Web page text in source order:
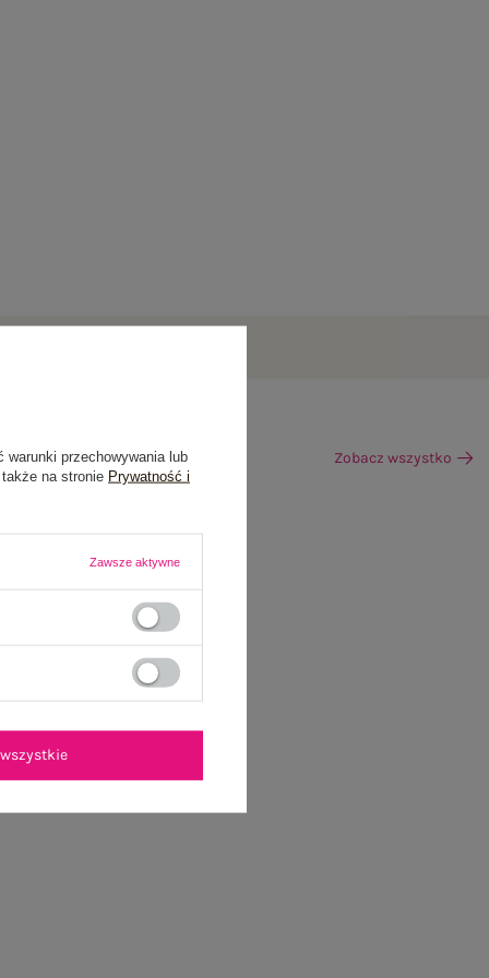
Zobacz wszystko
warunki przechowywania lub
na stronie Prywatność i
Zawsze aktywne